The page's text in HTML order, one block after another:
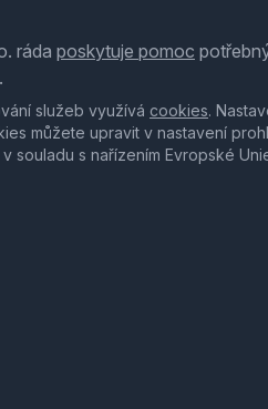
ráda poskytuje pomoc
služeb využívá cookies.
můžete upravit v nastavení
souladu s nařízením Evropské